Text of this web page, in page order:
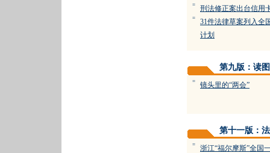
= 刑法修正案出台信用
=
31件法律草案列入全
计划
第九版：读图
= 镜头里的“两会”
第十一版：
= 浙江“福尔摩斯”全国